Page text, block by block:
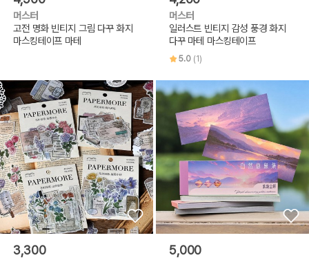
머스터
고전 명화 빈티지 그림 다꾸 화지
마스킹테이프 마테
머스터
일러스트 빈티지 감성 풍경 화지
다꾸 마테 마스킹테이프
5.0 (1)
3,300 5,000